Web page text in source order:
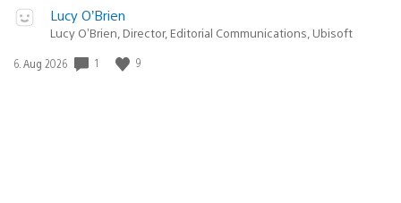
Lucy O’Brien
Lucy O’Brien, Director, Editorial Communications, Ubisoft
Veröffentlichungsdatum:
6. Aug 2026 1 9